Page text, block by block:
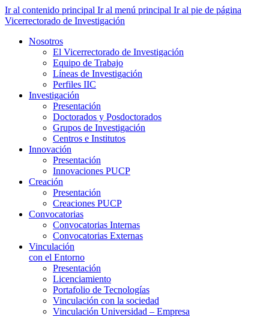
Ir al contenido principal Ir al menú principal Ir al pie de página
Vicerrectorado de Investigación
Nosotros
El Vicerrectorado de Investigación
Equipo de Trabajo
Líneas de Investigación
Perfiles IIC
Investigación
Presentación
Doctorados y Posdoctorados
Grupos de Investigación
Centros e Institutos
Innovación
Presentación
Innovaciones PUCP
Creación
Presentación
Creaciones PUCP
Convocatorias
Convocatorias Internas
Convocatorias Externas
Vinculación
con el Entorno
Presentación
Licenciamiento
Portafolio de Tecnologías
Vinculación con la sociedad
Vinculación Universidad – Empresa